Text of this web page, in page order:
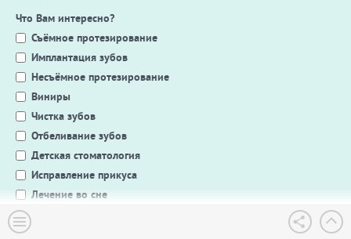
Что Вам интересно?
Съёмное протезирование
Имплантация зубов
Несъёмное протезирование
Виниры
Чистка зубов
Отбеливание зубов
Детская стоматология
Исправление прикуса
Лечение во сне